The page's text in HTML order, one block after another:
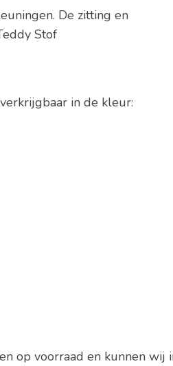
De zitting en
Stof
in de kleur:
op voorraad en kunnen wij